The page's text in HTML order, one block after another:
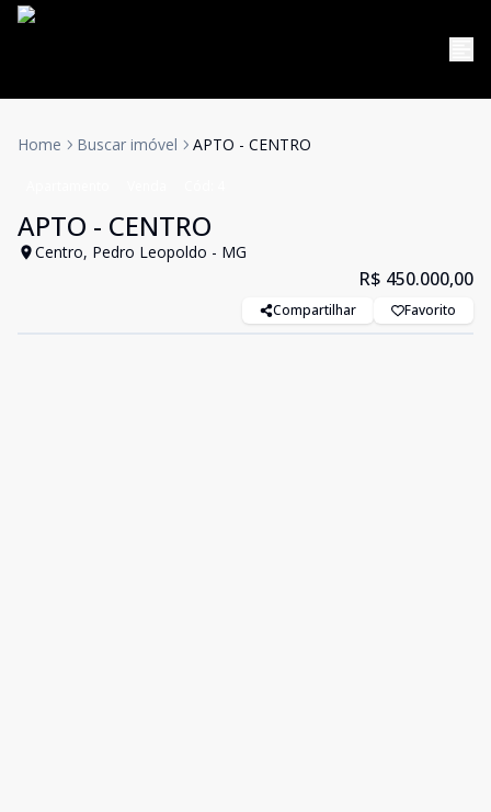
Home Buscar imóvel APTO - CENTRO
APTO - CENTRO
Centro, Pedro Leopoldo - MG
R$ 450.000,00
Compartilhar Favorito